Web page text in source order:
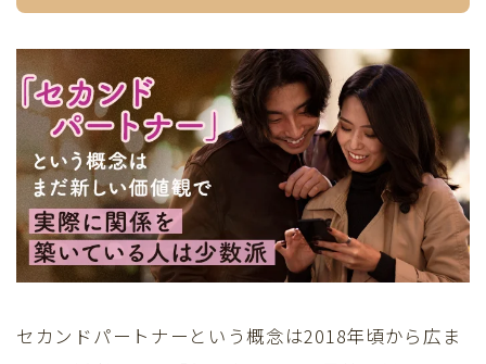
セカンドパートナーという概念は2018年頃から広ま